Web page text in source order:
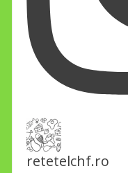
retetelchf.ro